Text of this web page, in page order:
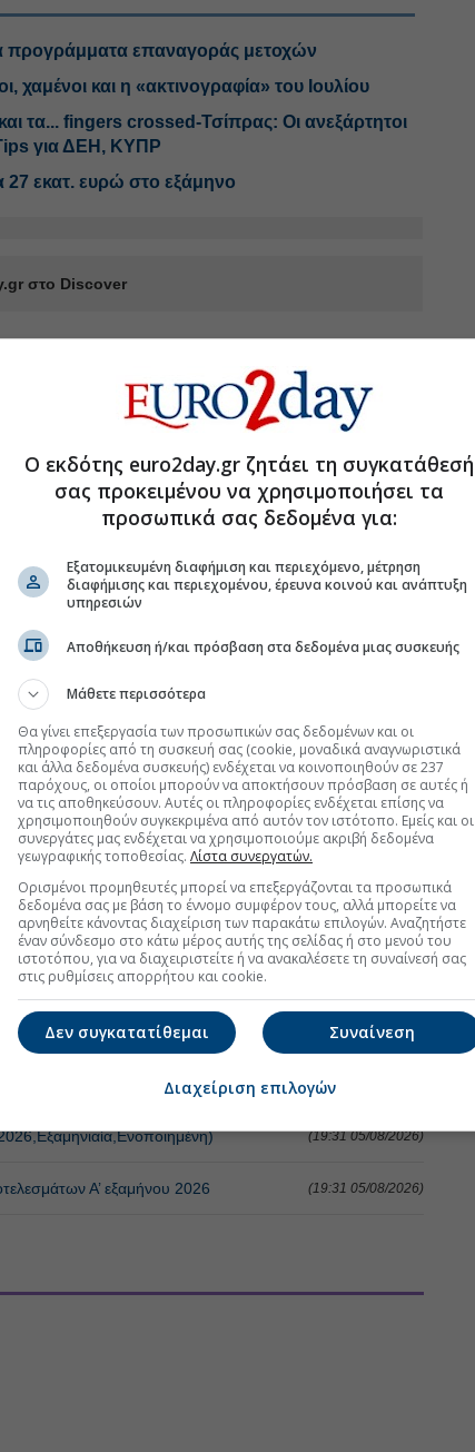
προγράμματα επαναγοράς μετοχών
χαμένοι και η «ακτινογραφία» του Ιουλίου
τα... fingers crossed-Τσίπρας: Οι ανεξάρτητοι
για ΔΕΗ, ΚΥΠΡ
εκατ. ευρώ στο εξάμηνο
στο Discover
Περισσότερα για τη Μετοχή
κοινή εταιρεία οπτικών ινών (08:05 06/08/2026)
για 1 GW (07:32 06/08/2026)
στο εξάμηνο (17:38 05/08/2026)
Περισσότερα για τη Μετοχή
(10:13 06/08/2026)
(19:31 05/08/2026)
Α’ εξαμήνου 2026 (19:31 05/08/2026)
Ο εκδότης euro2day.gr ζητάει τη συγκατάθεσή
σας προκειμένου να χρησιμοποιήσει τα
προσωπικά σας δεδομένα για:
Εξατομικευμένη διαφήμιση και περιεχόμενο, μέτρηση
διαφήμισης και περιεχομένου, έρευνα κοινού και ανάπτυξη
υπηρεσιών
Αποθήκευση ή/και πρόσβαση στα δεδομένα μιας συσκευής
Μάθετε περισσότερα
Θα γίνει επεξεργασία των προσωπικών σας δεδομένων και οι
πληροφορίες από τη συσκευή σας (cookie, μοναδικά αναγνωριστικά
και άλλα δεδομένα συσκευής) ενδέχεται να κοινοποιηθούν σε 237
παρόχους, οι οποίοι μπορούν να αποκτήσουν πρόσβαση σε αυτές ή
να τις αποθηκεύσουν. Αυτές οι πληροφορίες ενδέχεται επίσης να
χρησιμοποιηθούν συγκεκριμένα από αυτόν τον ιστότοπο. Εμείς και οι
συνεργάτες μας ενδέχεται να χρησιμοποιούμε ακριβή δεδομένα
γεωγραφικής τοποθεσίας. Λίστα συνεργατών.
Ορισμένοι προμηθευτές μπορεί να επεξεργάζονται τα προσωπικά
δεδομένα σας με βάση το έννομο συμφέρον τους, αλλά μπορείτε να
αρνηθείτε κάνοντας διαχείριση των παρακάτω επιλογών. Αναζητήστε
έναν σύνδεσμο στο κάτω μέρος αυτής της σελίδας ή στο μενού του
ιστοτόπου, για να διαχειριστείτε ή να ανακαλέσετε τη συναίνεσή σας
στις ρυθμίσεις απορρήτου και cookie.
Συναίνεση
Δεν συγκατατίθεμαι
Διαχείριση επιλογών